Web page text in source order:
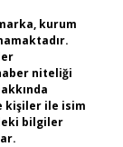
kurum
niteliği
kişiler ile isim
bilgiler